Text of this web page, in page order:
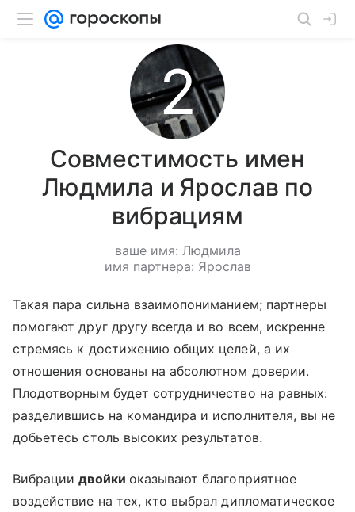
Совместимость имен
Людмила и Ярослав по
вибрациям
ваше имя: Людмила
имя партнера: Ярослав
Такая пара сильна взаимопониманием; партнеры
помогают друг другу всегда и во всем, искренне
стремясь к достижению общих целей, а их
отношения основаны на абсолютном доверии.
Плодотворным будет сотрудничество на равных:
разделившись на командира и исполнителя, вы не
добьетесь столь высоких результатов.
Вибрациидвойки оказывают благоприятное
воздействие на тех, кто выбрал дипломатическое